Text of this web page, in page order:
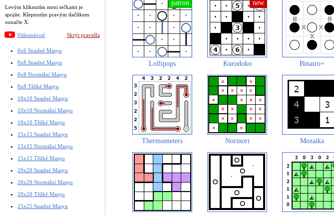
Levým kliknutím mezi tečkami je
spojíte. Klepnutím pravým tlačítkem
označte X.
Videonávod Skrýt pravidla
6x6 Snadné Masyu
8x8 Snadné Masyu
8x8 Normální Masyu
8x8 Těžké Masyu
10x10 Snadné Masyu
10x10 Normální Masyu
10x10 Těžké Masyu
15x15 Snadné Masyu
15x15 Normální Masyu
15x15 Těžké Masyu
20x20 Snadné Masyu
20x20 Normální Masyu
20x20 Těžké Masyu
25x25 Snadné Masyu
Lollipops Kurodoko Binairo+
Thermometers Norinori Mozaika